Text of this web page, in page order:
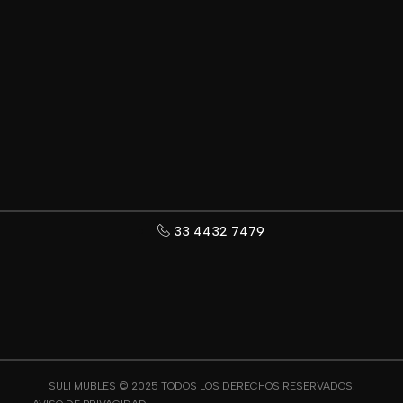
33 4432 7479
SULI MUBLES © 2025 TODOS LOS DERECHOS RESERVADOS.